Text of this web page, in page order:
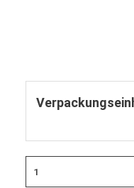
Rundeimer,
weiß
Menge